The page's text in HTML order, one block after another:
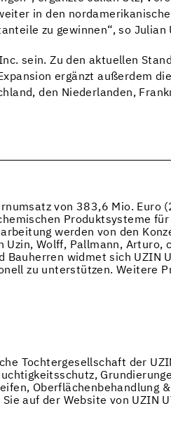
in den
zu gewinnen“, so Julian
sein. Zu den aktuellen
ergänzt außerdem
den Niederlanden,
von 383,6 Mio. Euro
Produktsysteme
werden von den
Wolff, Pallmann, Arturo,
widmet sich UZIN
zu unterstützen. Weitere
Tochtergesellschaft der
Oberflächenbehandlung
auf der Website von UZIN